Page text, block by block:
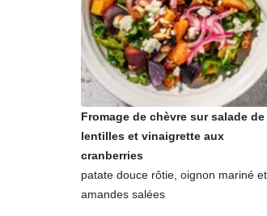
Fromage de chèvre sur salade de
lentilles et vinaigrette aux
cranberries
patate douce rôtie, oignon mariné et
amandes salées